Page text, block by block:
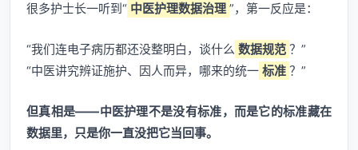
很多护士长一听到“ 中医护理数据治理 ”，第一反应是：
“我们连电子病历都还没整明白，谈什么 数据规范 ？”
“中医讲究辨证施护、因人而异，哪来的统一 标准 ？”
但真相是——中医护理不是没有标准，而是它的标准藏在
数据里，只是你一直没把它当回事。